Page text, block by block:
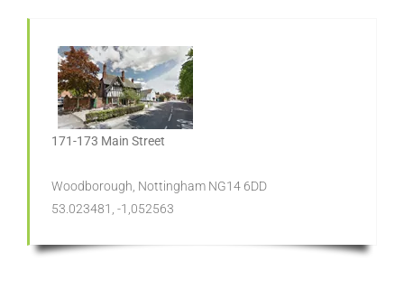
171-173 Main Street
Woodborough, Nottingham NG14 6DD
53.023481, -1,052563